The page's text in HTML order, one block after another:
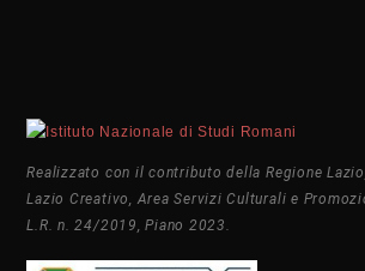
Realizzato con il contributo della Regione
Lazio Creativo, Area Servizi Culturali e
L.R. n. 24/2019, Piano 2023.